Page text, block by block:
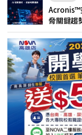
Acronis™